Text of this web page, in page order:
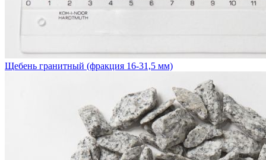
Щебень гранитный (фракция 16-31,5 мм)